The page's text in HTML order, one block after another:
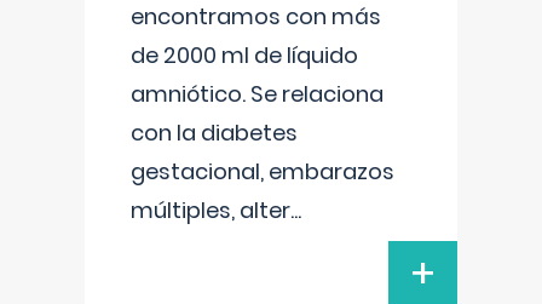
encontramos con más
de 2000 ml de líquido
amniótico. Se relaciona
con la diabetes
gestacional, embarazos
múltiples, alter...
+